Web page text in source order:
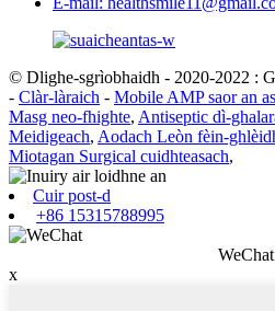
© Dlighe-sgrìobhaidh - 2020-2022 :
- Clàr-làraich - Mobile AMP saor an
Masg neo-fhighte, Antiseptic dì-
Meidigeach, Aodach Leòn fèin-
Miotagan Surgical cuidhteasach,
Cuir post-d
+86 15315788995
WeChat
x